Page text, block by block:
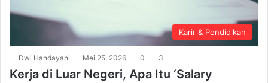
Karir & Pendidikan
Dwi Handayani Mei 25, 2026 0 3
Kerja di Luar Negeri, Apa Itu ‘Salary